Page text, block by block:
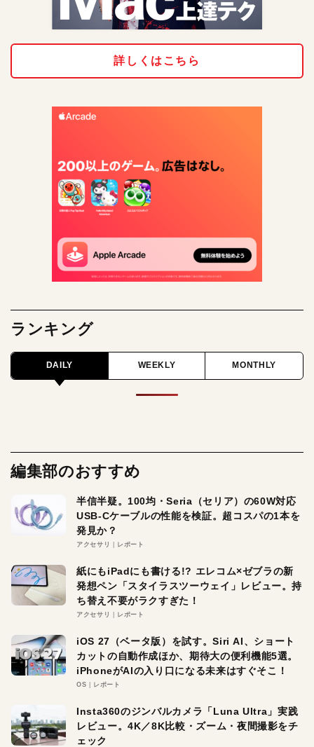
詳しくはこちら
ランキング
DAILY WEEKLY MONTHLY
編集部のおすすめ
半信半疑。100均・Seria（セリア）の60W対応
USB-Cケーブルの性能を検証。超コスパの1本を
発見か？
アクセサリ レポート
紙にもiPadにも書ける!? エレコム×ゼブラの新
発想ペン「スタイラスツーウェイ」レビュー。持
ち替え不要がラクすぎた！
アクセサリ レポート
iOS 27（ベータ版）を試す。Siri AI、ショート
カットの自動作成ほか、期待大の便利機能5選。
iPhoneがAIの入り口になる未来はすぐそこ！
OS レポート
Insta360のジンバルカメラ「Luna Ultra」実践
レビュー。4K／8K比較・ズーム・夜間撮影をチ
ェック